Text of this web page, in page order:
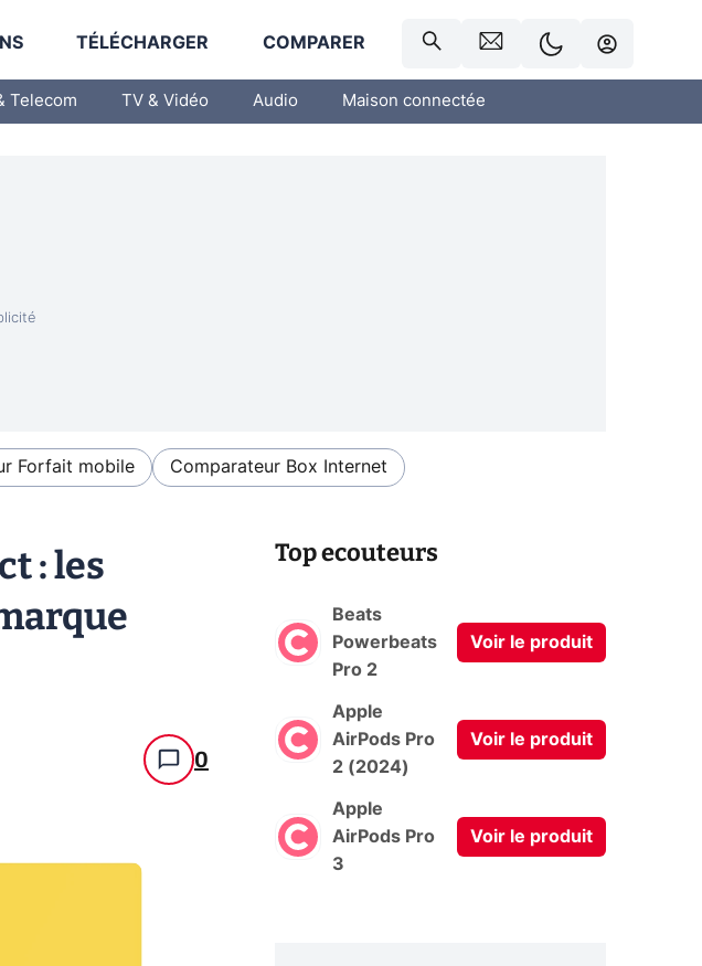
TÉLÉCHARGER COMPARER
Telecom TV & Vidéo Audio Maison connectée
Forfait mobile Comparateur Box Internet
: les
0
Top ecouteurs
Beats
Powerbeats
Pro 2
Voir le produit
Apple
AirPods Pro
2 (2024)
Voir le produit
Apple
AirPods Pro
3
Voir le produit